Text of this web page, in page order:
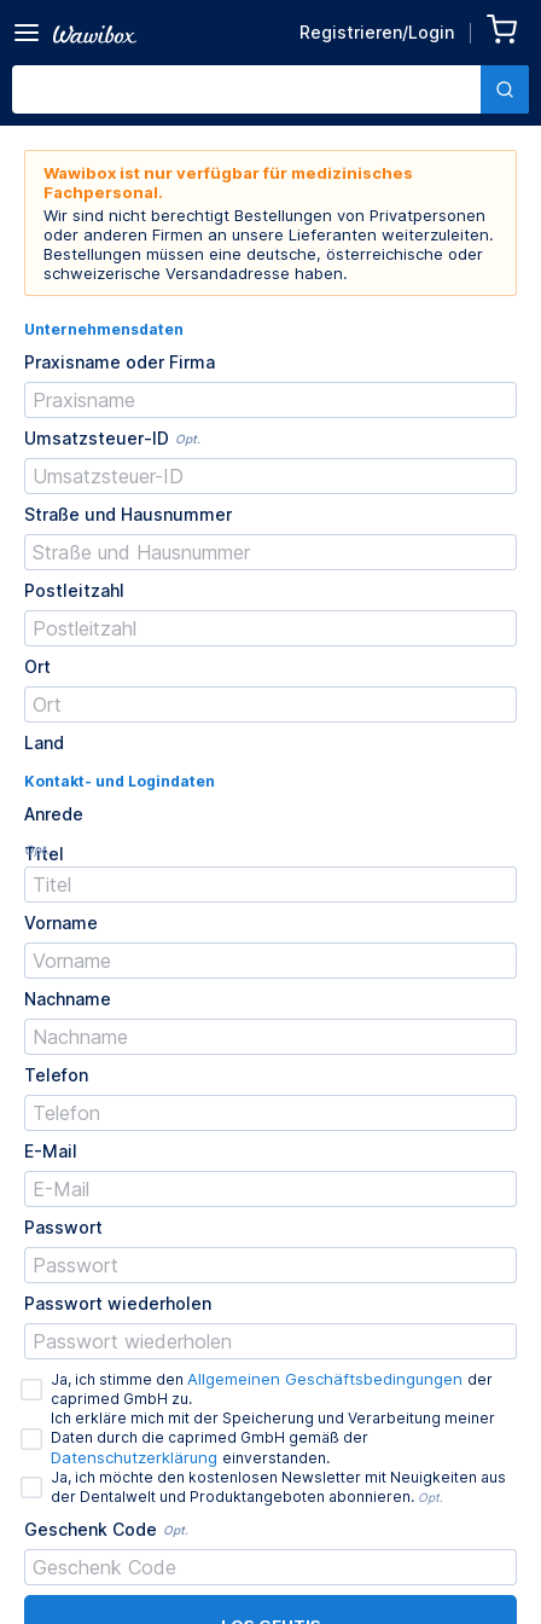
Registrieren/Login
Wawibox ist nur verfügbar für medizinisches
Fachpersonal.
Wir sind nicht berechtigt Bestellungen von Privatpersonen
oder anderen Firmen an unsere Lieferanten weiterzuleiten.
Bestellungen müssen eine deutsche, österreichische oder
schweizerische Versandadresse haben.
Unternehmensdaten
Praxisname oder Firma
Umsatzsteuer-ID Opt.
Straße und Hausnummer
Postleitzahl
Ort
Land
Kontakt- und Logindaten
Anrede
Titel
Opt.
Vorname
Nachname
Telefon
E-Mail
Passwort
Passwort wiederholen
Ja, ich stimme den Allgemeinen Geschäftsbedingungen der
caprimed GmbH zu.
Ich erkläre mich mit der Speicherung und Verarbeitung meiner
Daten durch die caprimed GmbH gemäß der
Datenschutzerklärung einverstanden.
Ja, ich möchte den kostenlosen Newsletter mit Neuigkeiten aus
der Dentalwelt und Produktangeboten abonnieren. Opt.
Geschenk Code Opt.